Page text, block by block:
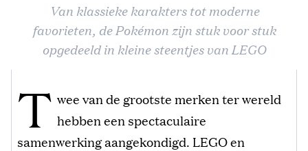
Van klassieke karakters tot moderne
favorieten, de Pokémon zijn stuk voor stuk
opgedeeld in kleine steentjes van LEGO
T wee van de grootste merken ter wereld
hebben een spectaculaire
samenwerking aangekondigd. LEGO en